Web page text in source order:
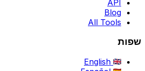
API
Blog
All Tools
שפות